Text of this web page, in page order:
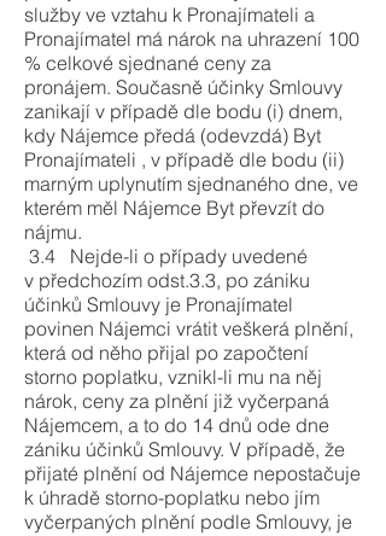
služby ve vztahu k Pronajímateli a
Pronajímatel má nárok na uhrazení 100
% celkové sjednané ceny za
pronájem. Současně účinky Smlouvy
zanikají v případě dle bodu (i) dnem,
kdy Nájemce předá (odevzdá) Byt
Pronajímateli , v případě dle bodu (ii)
marným uplynutím sjednaného dne, ve
kterém měl Nájemce Byt převzít do
nájmu.
3.4 Nejde-li o případy uvedené
v předchozím odst.3.3, po zániku
účinků Smlouvy je Pronajímatel
povinen Nájemci vrátit veškerá plnění,
která od něho přijal po započtení
storno poplatku, vznikl-li mu na něj
nárok, ceny za plnění již vyčerpaná
Nájemcem, a to do 14 dnů ode dne
zániku účinků Smlouvy. V případě, že
přijaté plnění od Nájemce nepostačuje
k úhradě storno-poplatku nebo jím
vyčerpaných plnění podle Smlouvy, je